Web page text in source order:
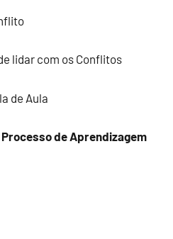
lidar com os Conflitos
de Aula
de Aprendizagem